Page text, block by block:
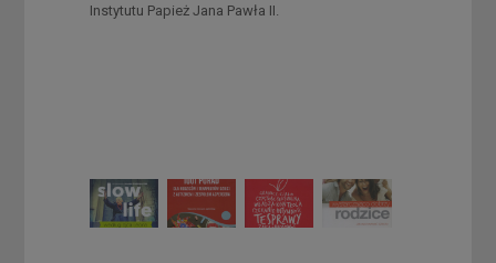
Instytutu Papież Jana Pawła II.